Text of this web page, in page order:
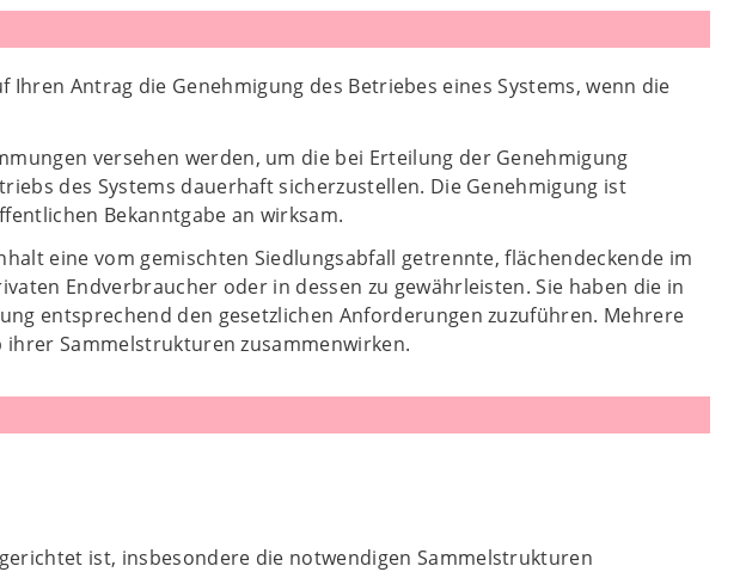
Antrag die Genehmigung des Betriebes eines Systems, wenn die
versehen werden, um die bei Erteilung der Genehmigung
des Systems dauerhaft sicherzustellen. Die Genehmigung ist
Bekanntgabe an wirksam.
eine vom gemischten Siedlungsabfall getrennte, flächendeckende im
Endverbraucher oder in dessen zu gewährleisten. Sie haben die in
entsprechend den gesetzlichen Anforderungen zuzuführen. Mehrere
Sammelstrukturen zusammenwirken.
ist, insbesondere die notwendigen Sammelstrukturen